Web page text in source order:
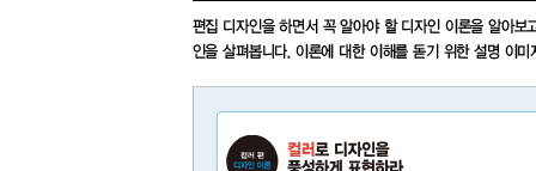
19 전달하려는 정보를 고려한 디자인
20 임팩트 있게 구성한 펼침면 디자인
23 다른 페이지가 붙는 1+1 페이지 디자인